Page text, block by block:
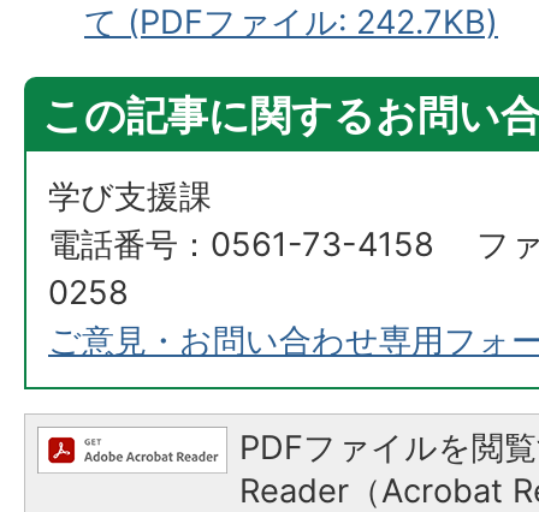
て (PDFファイル: 242.7KB)
この記事に関するお問い
学び支援課
電話番号：0561-73-4158 フ
0258
ご意見・お問い合わせ専用フォ
PDFファイルを閲
Reader（Acrobat